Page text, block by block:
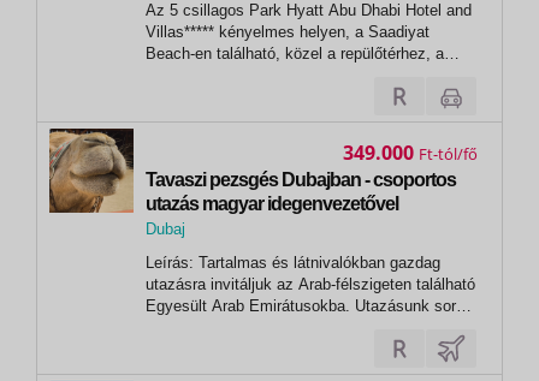
Az 5 csillagos Park Hyatt Abu Dhabi Hotel and
Villas***** kényelmes helyen, a Saadiyat
Beach-en található, közel a repülőtérhez, a
negyedekhez, a golfpályákhoz, a helyi
szabadidős látványosságokhoz, és pár percre
Tavaszi pezsgés Dubajban - csoportos
utazás magyar idegenvezetővel
2027.03.11-16.
Dubaj
Leírás: Tartalmas és látnivalókban gazdag
utazásra invitáljuk az Arab-félszigeten található
Egyesült Arab Emirátusokba. Utazásunk során
jelenéből, felkeressük Dubaj nevezetességeit,
kinézünk a világ legmagasabb épületének 124.
349.000 Ft